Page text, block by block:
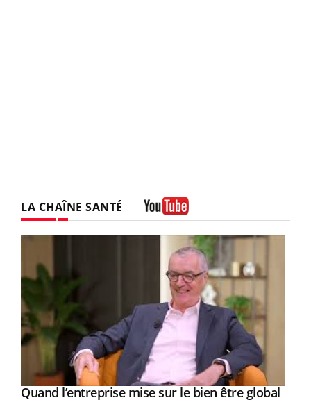
LA CHAÎNE SANTÉ
Youtube
Quand l’entreprise mise sur le bien être global